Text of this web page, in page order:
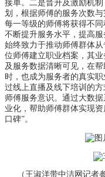
接单。二是晋升及激励机
划，根据师傅的服务次数
每一等级的师傅将获得不
不断提升服务水平，提高
始终致力于推动师傅群体
位师傅建立职业档案，其
及服务数据清晰可见，在
时，也成为服务者的真实
过线上直播及线下培训的
师傅服务意识。通过大数
业化，帮助师傅群体实现
口碑”。
（王淑洋带中洁网记者